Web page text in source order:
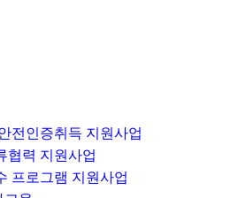
전인증취득 지원사업
협력 지원사업
프로그램 지원사업